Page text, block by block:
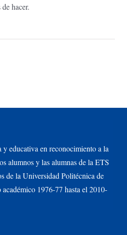
hacer.
educativa en reconocimiento a la
alumnos y las alumnas de la ETS
de la Universidad Politécnica de
1976-77 hasta el 2010-